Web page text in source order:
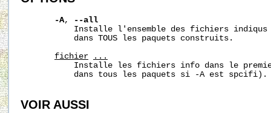
-A,
--all
Installe l'ensemble des fichiers
           dans TOUS les paquets construits.
fichier
...
Installe les fichiers info dans le
           dans tous les paquets si -A est spcifi).
VOIR AUSSI